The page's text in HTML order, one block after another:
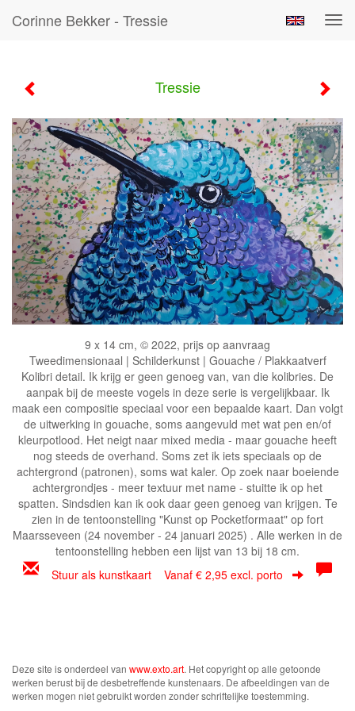
Corinne Bekker - Tressie
Tressie
9 x 14 cm, © 2022, prijs op aanvraag
Tweedimensionaal | Schilderkunst | Gouache / Plakkaatverf
Kolibri detail. Ik krijg er geen genoeg van, van die kolibries. De
aanpak bij de meeste vogels in deze serie is vergelijkbaar. Ik
maak een compositie speciaal voor een bepaalde kaart. Dan volgt
de uitwerking in gouache, soms aangevuld met wat pen en/of
kleurpotlood. Het neigt naar mixed media - maar gouache heeft
nog steeds de overhand. Soms zet ik iets speciaals op de
achtergrond (patronen), soms wat kaler. Op zoek naar boeiende
achtergrondjes - meer textuur met name - stuitte ik op het
spatten. Sindsdien kan ik ook daar geen genoeg van krijgen. Te
zien in de tentoonstelling "Kunst op Pocketformaat" op fort
Maarsseveen (24 november - 24 januari 2025) . Alle werken in de
tentoonstelling hebben een lijst van 13 bij 18 cm.
Stuur als kunstkaart Vanaf € 2,95 excl. porto
Deze site is onderdeel van www.exto.art. Het copyright op alle getoonde
werken berust bij de desbetreffende kunstenaars. De afbeeldingen van de
werken mogen niet gebruikt worden zonder schriftelijke toestemming.